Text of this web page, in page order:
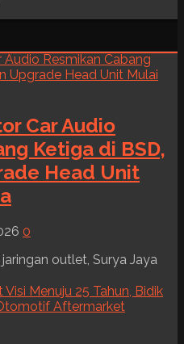
Car Audio
Ketiga di BSD,
Head Unit
0
outlet, Surya Jaya